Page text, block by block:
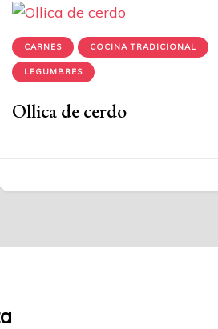
CARNES COCINA TRADICIONAL
LEGUMBRES
Ollica de cerdo